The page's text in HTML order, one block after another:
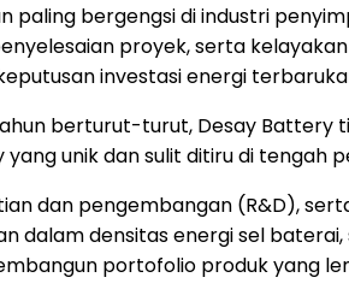
paling bergengsi di industri
proyek, serta
investasi energi
berturut-turut, Desay Battery
unik dan sulit ditiru di tengah
dan pengembangan (R&D),
densitas energi sel
portofolio produk yang